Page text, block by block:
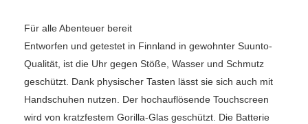
Für alle Abenteuer bereit
Entworfen und getestet in Finnland in gewohnter Suunto-
Qualität, ist die Uhr gegen Stöße, Wasser und Schmutz
geschützt. Dank physischer Tasten lässt sie sich auch mit
Handschuhen nutzen. Der hochauflösende Touchscreen
wird von kratzfestem Gorilla-Glas geschützt. Die Batterie